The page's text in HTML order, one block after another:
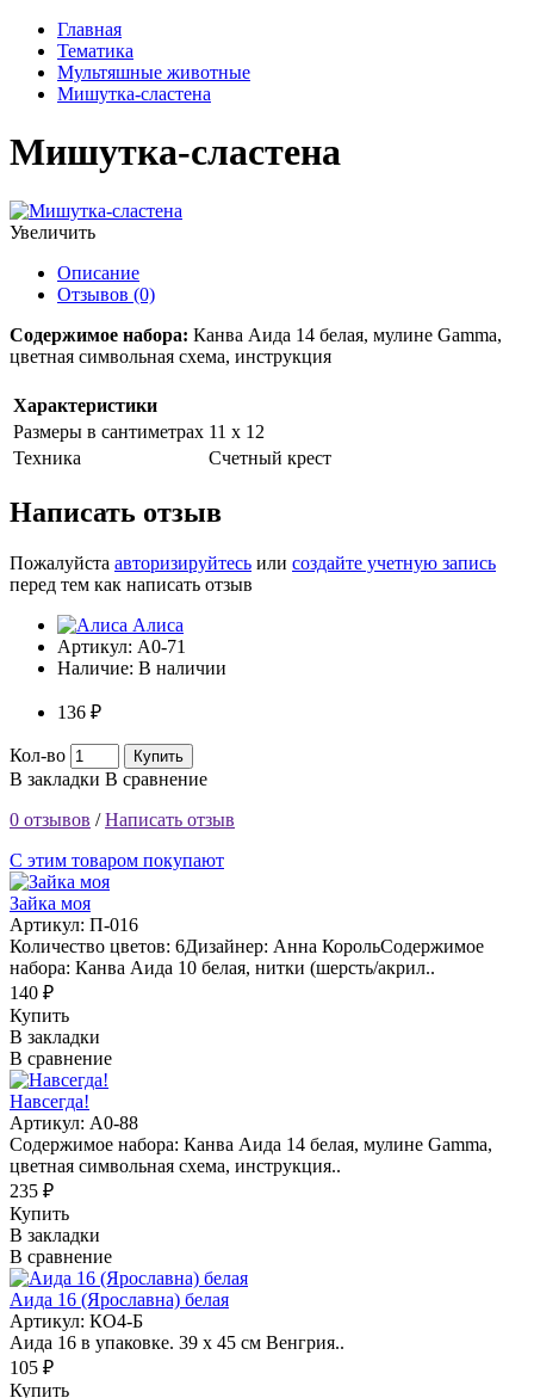
Главная
Тематика
Мультяшные животные
Мишутка-сластена
Мишутка-сластена
Увеличить
Описание
Отзывов (0)
Содержимое набора: Канва Аида 14 белая, мулине Gamma,
цветная символьная схема, инструкция
Характеристики
Размеры в сантиметрах 11 х 12
Техника
Счетный крест
Написать отзыв
Пожалуйста авторизируйтесь или создайте учетную запись
перед тем как написать отзыв
Алиса
Артикул: А0-71
Наличие: В наличии
136 ₽
Кол-во Купить
В закладки В сравнение
0 отзывов /Написать отзыв
С этим товаром покупают
Зайка моя
Артикул: П-016
Количество цветов: 6Дизайнер: Анна КорольСодержимое
набора: Канва Аида 10 белая, нитки (шерсть/акрил..
140 ₽
Купить
В закладки
В сравнение
Навсегда!
Артикул: А0-88
Содержимое набора: Канва Аида 14 белая, мулине Gamma,
цветная символьная схема, инструкция..
235 ₽
Купить
В закладки
В сравнение
Аида 16 (Ярославна) белая
Артикул: КО4-Б
Аида 16 в упаковке. 39 х 45 см Венгрия..
105 ₽
Купить